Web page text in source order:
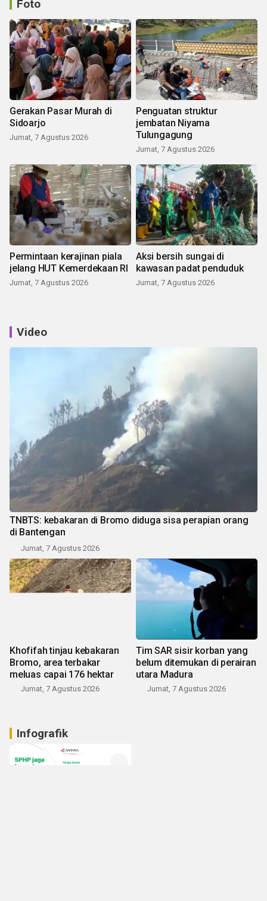
Foto
Gerakan Pasar Murah di
Sidoarjo
Jumat, 7 Agustus 2026
Penguatan struktur
jembatan Niyama
Tulungagung
Jumat, 7 Agustus 2026
Permintaan kerajinan piala
jelang HUT Kemerdekaan RI
Jumat, 7 Agustus 2026
Aksi bersih sungai di
kawasan padat penduduk
Jumat, 7 Agustus 2026
Video
TNBTS: kebakaran di Bromo diduga sisa perapian orang
di Bantengan
Jumat, 7 Agustus 2026
Khofifah tinjau kebakaran
Bromo, area terbakar
meluas capai 176 hektar
Jumat, 7 Agustus 2026
Tim SAR sisir korban yang
belum ditemukan di perairan
utara Madura
Jumat, 7 Agustus 2026
Infografik